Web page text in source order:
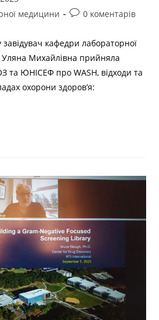
медицини
0 коментарів
кафедри лабораторної
Михайлівна прийняла
та ЮНІСЕФ про WASH, відходи та
охорони здоров’я: